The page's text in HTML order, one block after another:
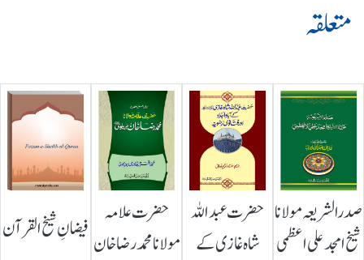
متعلقہ
صدرالشریعہ مولانا
شیخ امجد علی اعظمی
حضرت عبداللہ
شاہ غازی کے
حضرت علامہ
مولانا محمد رضا خان
فیضانِ شیخ القرآن